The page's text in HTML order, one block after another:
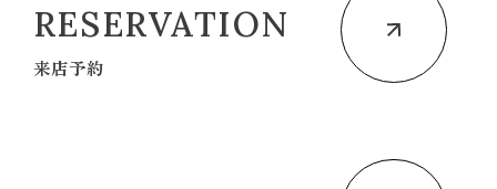
RESERVATION
来店予約